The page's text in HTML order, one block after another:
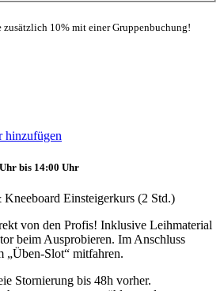
zusätzlich 10% mit einer Gruppenbuchung!
hinzufügen
bis 14:00 Uhr
Kneeboard Einsteigerkurs (2 Std.)
von den Profis! Inklusive Leihmaterial
beim Ausprobieren. Im Anschluss
„Üben-Slot“ mitfahren.
Stornierung bis 48h vorher.